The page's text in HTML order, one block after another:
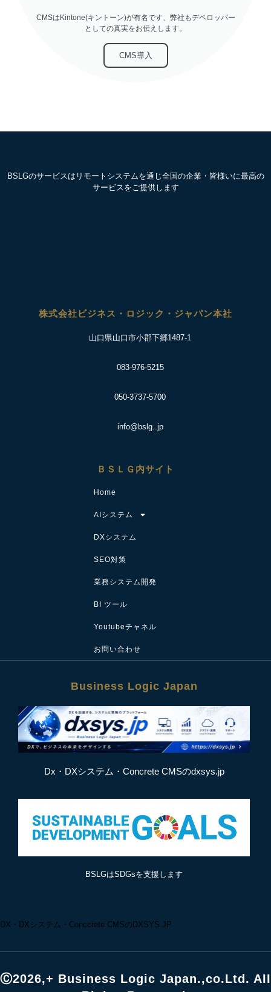
CMSはKintone(キントーン)が有名です、弊社もデベロッパー
としての真実をお伝えします。
CMS導入
BSLGのサービスはリモートシステムを通じ全国の企業・皆様いに最高の
サービスをご提供します
株式会社ビジネス・ロジック・ジャパン本社
山口県山口市小郡下郷1487-1
083-976-5215
050-3737-5700
info@bslg..jp
ＢＳＬＧ内サイト
Home
AIシステム
DXシステム
SEO対策
業務システム開発
BI ツール
Youtubeチャネル
お問い合わせ
Business Logic Japan
Dx・DXシステム・Concrete CMSのdxsys.jp
BSLGはSDGsを支援します
DX・DXシステム・Conccrete CMSのDXSYS.JP
Ⓒ2026,+ Business Logic Japan.,co.Ltd. AII